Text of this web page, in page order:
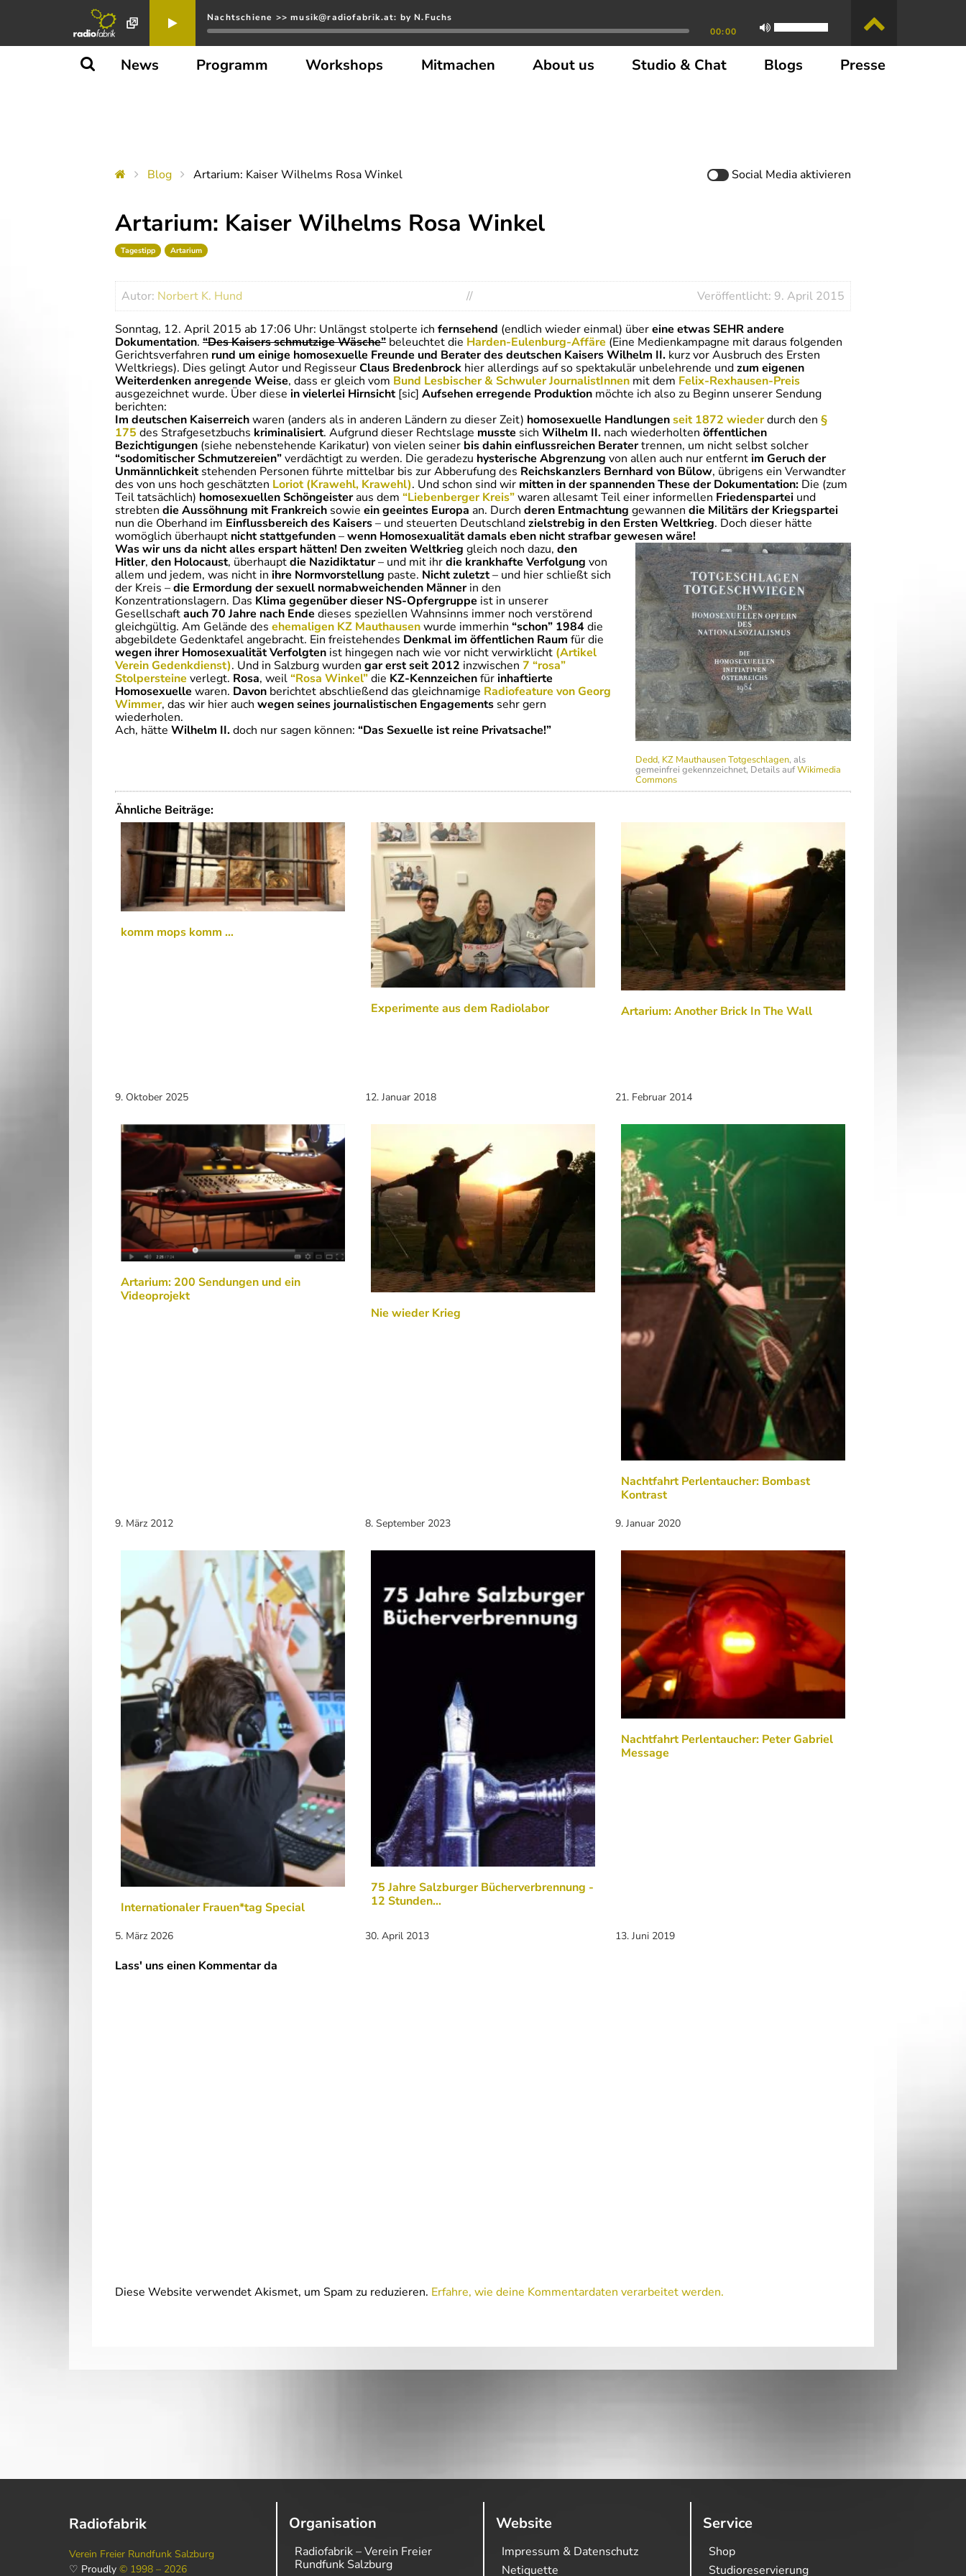
Nachtschiene >> musik@radiofabrik.at: by N.Fuchs
00:00
News Programm Workshops Mitmachen About us Studio & Chat Blogs Presse
Blog Artarium: Kaiser Wilhelms Rosa Winkel Social Mediaaktivieren
Artarium: Kaiser Wilhelms Rosa Winkel
Tagestipp Artarium
Autor: Norbert K. Hund // Veröffentlicht: 9. April 2015
Sonntag, 12. April 2015 ab 17:06 Uhr: Unlängst stolperte ich fernsehend (endlich wieder einmal) übereine etwas SEHR andere
Dokumentation. “Des Kaisers schmutzige Wäsche” beleuchtet die Harden-Eulenburg-Affäre (Eine Medienkampagne mit daraus folgenden
Gerichtsverfahren rund um einige homosexuelle Freunde und Berater des deutschen Kaisers Wilhelm II. kurz vor Ausbruch des Ersten
Weltkriegs). Dies gelingt Autor und RegisseurClaus Bredenbrock hier allerdings auf so spektakulär unbelehrende undzum eigenen
Weiterdenken anregende Weise, dass er gleich vom Bund Lesbischer & Schwuler JournalistInnen mit dem Felix-Rexhausen-Preis
ausgezeichnet wurde. Über diese in vielerlei Hirnsicht[sic] Aufsehen erregende Produktion möchte ich also zu Beginn unserer Sendung
berichten:
Im deutschen Kaiserreichwaren (anders als in anderen Ländern zu dieser Zeit) homosexuelle Handlungenseit 1872 wiederdurch den §
175 des Strafgesetzbuchs kriminalisiert. Aufgrund dieser Rechtslage musste sich Wilhelm II. nach wiederholten öffentlichen
Bezichtigungen (siehe nebenstehende Karikatur) von vielen seiner bis dahin einflussreichen Beratertrennen, um nicht selbst solcher
“sodomitischer Schmutzereien”verdächtigt zu werden. Die geradezu hysterische Abgrenzung von allen auch nur entferntim Geruch der
Unmännlichkeitstehenden Personen führte mittelbar bis zur Abberufung des Reichskanzlers Bernhard von Bülow, übrigens ein Verwandter
des von uns hoch geschätzten Loriot (Krawehl, Krawehl). Und schon sind wir mitten in der spannenden These der Dokumentation: Die (zum
Teil tatsächlich) homosexuellen Schöngeisteraus dem “Liebenberger Kreis”waren allesamt Teil einer informellen Friedenspartei und
strebten die Aussöhnung mit Frankreich sowie ein geeintes Europa an. Durch deren Entmachtung gewannen die Militärs der Kriegspartei
nun die Oberhand im Einflussbereich des Kaisers– und steuerten Deutschlandzielstrebig in den Ersten Weltkrieg. Doch dieser hätte
womöglich überhaupt nicht stattgefunden–wenn Homosexualität damals eben nicht strafbar gewesen wäre!
Dedd, KZ Mauthausen Totgeschlagen, als
gemeinfrei gekennzeichnet, Details aufWikimedia
Commons
Was wir uns da nicht alles erspart hätten! Den zweiten Weltkrieg gleich noch dazu, den
Hitler, den Holocaust, überhauptdie Nazidiktatur– und mit ihrdie krankhafte Verfolgung von
allem und jedem, was nicht in ihre Normvorstellung paste. Nicht zuletzt– und hier schließt sich
der Kreis –die Ermordung der sexuell normabweichenden Männerin den
Konzentrationslagern. Das Klima gegenüber dieser NS-Opfergruppe ist in unserer
Gesellschaftauch 70 Jahre nach Ende dieses speziellen Wahnsinns immer noch verstörend
gleichgültig. Am Gelände des ehemaligen KZ Mauthausenwurde immerhin “schon” 1984die
abgebildete Gedenktafel angebracht. Ein freistehendes Denkmal im öffentlichen Raum für die
wegen ihrer Homosexualität Verfolgten ist hingegen nach wie vor nicht verwirklicht (Artikel
Verein Gedenkdienst). Und in Salzburg wurden gar erst seit 2012 inzwischen 7 “rosa”
Stolpersteine verlegt. Rosa, weil“Rosa Winkel”die KZ-Kennzeichenfürinhaftierte
Homosexuelle waren. Davon berichtet abschließend das gleichnamige Radiofeature von Georg
Wimmer, das wir hier auch wegen seines journalistischen Engagements sehr gern
wiederholen.
Ach, hätte Wilhelm II.doch nur sagen können: “Das Sexuelle ist reine Privatsache!”
Ähnliche Beiträge:
komm mops komm …
9. Oktober 2025
Experimente aus dem Radiolabor
12. Januar 2018
Artarium: Another Brick In The Wall
21. Februar 2014
Artarium: 200 Sendungen und ein
Videoprojekt
9. März 2012
Nie wieder Krieg
8. September 2023
Nachtfahrt Perlentaucher: Bombast
Kontrast
9. Januar 2020
Internationaler Frauen*tag Special
5. März 2026
75 Jahre Salzburger Bücherverbrennung -
12 Stunden…
30. April 2013
Nachtfahrt Perlentaucher: Peter Gabriel
Message
13. Juni 2019
Lass' uns einen Kommentar da
Diese Website verwendet Akismet, um Spam zu reduzieren. Erfahre, wie deine Kommentardaten verarbeitet werden.
Radiofabrik
Verein Freier Rundfunk Salzburg
♡ Proudly © 1998 – 2026
Organisation
Radiofabrik – Verein Freier
Rundfunk Salzburg
Website
Impressum & Datenschutz
Netiquette
Service
Shop
Studioreservierung